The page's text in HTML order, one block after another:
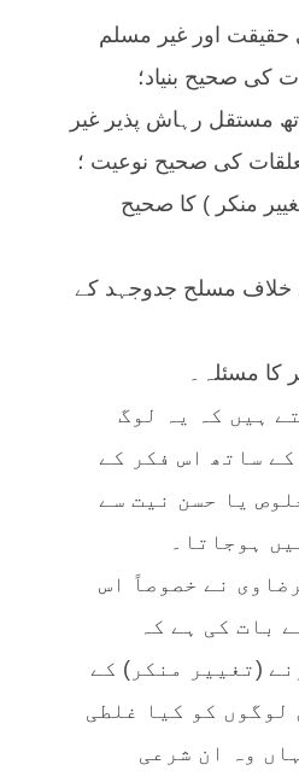
حقیقت اور غیر مسلم
کی صحیح بنیاد؛
مستقل رہاش پذیر غیر
کی صحیح نوعیت ؛
منکر ) کا صحیح
خلاف مسلح جدوجہد کے
ہیں کہ یہ لوگ
ساتھ اس فکر کے
یا حسن نیت سے
ہوجاتا۔
نے خصوصاً اس
بات کی ہے کہ
(تغییر منکر) کے
لوگوں کو کیا غلطی
وہ ان شرعی